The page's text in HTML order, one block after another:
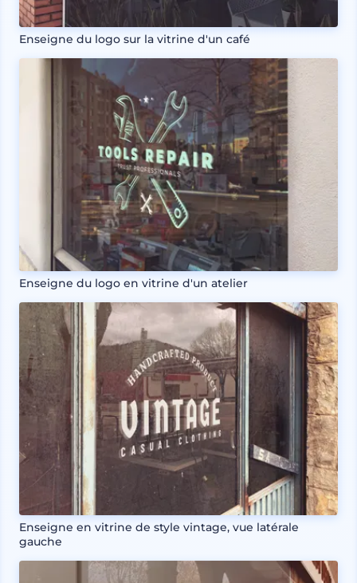
Enseigne du logo sur la vitrine d'un café
Enseigne du logo en vitrine d'un atelier
Enseigne en vitrine de style vintage, vue latérale
gauche